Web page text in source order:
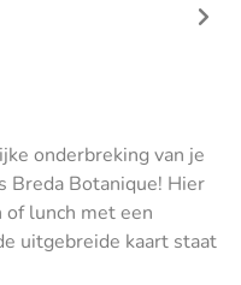
onderbreking van je
Breda Botanique! Hier
lunch met een
uitgebreide kaart staat